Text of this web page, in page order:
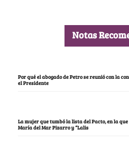
Notas
Por qué el abogado de Petro se reunió con la
el Presidente
La mujer que tumbó la lista del Pacto, en la
María del Mar Pizarro y “Lalis